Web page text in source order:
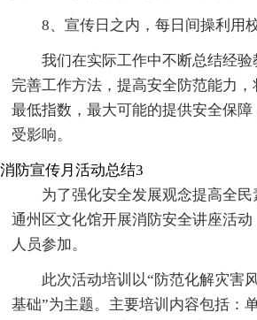
8、宣传日之内，每日间操利用
我们在实际工作中不断总结经
完善工作方法，提高安全防范能力，
最低指数，最大可能的提供安全保
受影响。
消防宣传月活动总结3
为了强化安全发展观念提高全民
通州区文化馆开展消防安全讲座活
人员参加。
此次活动培训以“防范化解灾害
基础”为主题。主要培训内容包括：